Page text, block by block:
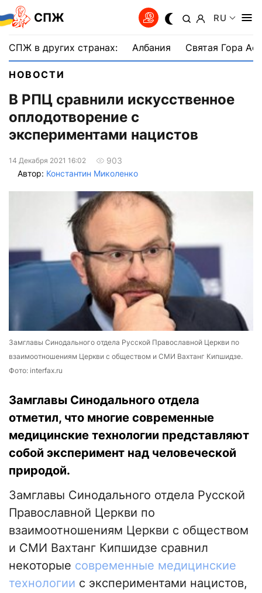
СПЖ RU
СПЖ в других странах: Албания Святая Гора
НОВОСТИ
В РПЦ сравнили искусственное
оплодотворение с
экспериментами нацистов
14 Декабря 2021 16:02
903
Автор: Константин Миколенко
Замглавы Синодального отдела Русской Православной Церкви по
взаимоотношениям Церкви с обществом и СМИ Вахтанг Кипшидзе.
Фото: interfax.ru
Замглавы Синодального отдела
отметил, что многие современные
медицинские технологии представляют
собой эксперимент над человеческой
природой.
Замглавы Синодального отдела Русской
Православной Церкви по
взаимоотношениям Церкви с обществом
и СМИ Вахтанг Кипшидзе сравнил
некоторые современные медицинские
технологии с экспериментами нацистов,